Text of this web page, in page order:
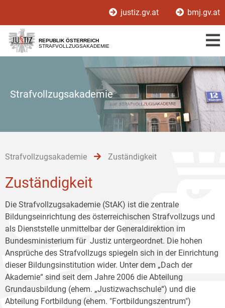
[1]
[2]
[3]
justiz.gv.at bmj.gv.at
REPUBLIK ÖSTERREICH
STRAFVOLLZUGSAKADEMIE
Strafvollzugsakademie
Strafvollzugsakademie Zuständigkeit
Zuständigkeit
Die Strafvollzugsakademie (StAK) ist die zentrale
Bildungseinrichtung des österreichischen Strafvollzugs und
als Dienststelle unmittelbar der Generaldirektion im
Bundesministerium für Justiz untergeordnet. Die hohen
Ansprüche des Strafvollzugs spiegeln sich in der Einrichtung
dieser Bildungsinstitution wider. Unter dem „Dach der
Akademie“ sind seit dem Jahre 2006 die Abteilung
Grundausbildung (ehem. „Justizwachschule“) und die
Abteilung Fortbildung (ehem. "Fortbildungszentrum")